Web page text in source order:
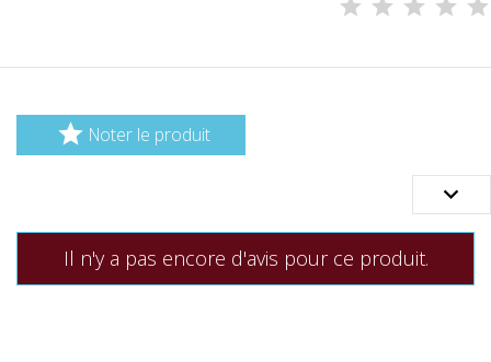
 Noter le produit

Il n'y a pas encore d'avis pour ce produit.